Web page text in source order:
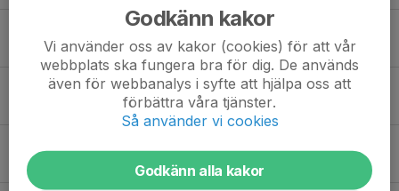
Miniliga Gävle 22/2
16 feb, 20:57 3
Miniliga 31/1-26 Schema
29 jan, 12:53 0
23 nov 2025 0
Godkänn kakor
Vi använder oss av kakor (cookies) för att vår
webbplats ska fungera bra för dig. De används
även för webbanalys i syfte att hjälpa oss att
förbättra våra tjänster.
Så använder vi cookies
Godkänn alla kakor